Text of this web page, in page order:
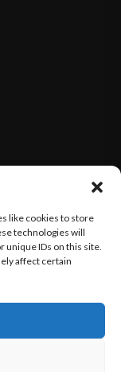
like cookies to store
technologies will
unique IDs on this site.
affect certain
reservados..